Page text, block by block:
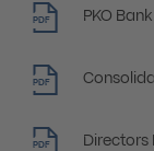
PDF PKO
PDF
PDF Directors